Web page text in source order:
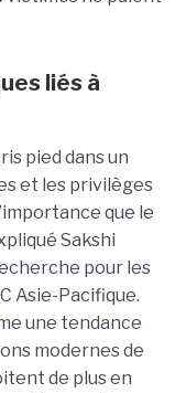
liés à
pied dans un
et les privilèges
que le
Sakshi
pour les
Asie-Pacifique.
une tendance
modernes de
de plus en